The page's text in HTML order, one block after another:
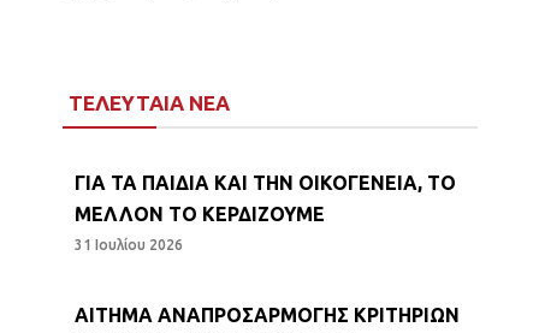
ΤΕΛΕΥΤΑΙΑ ΝΕΑ
ΓΙΑ ΤΑ ΠΑΙΔΙΑ ΚΑΙ ΤΗΝ ΟΙΚΟΓΕΝΕΙΑ, ΤΟ
ΜΕΛΛΟΝ ΤΟ ΚΕΡΔΙΖΟΥΜΕ
31 Ιουλίου 2026
ΑΙΤΗΜΑ ΑΝΑΠΡΟΣΑΡΜΟΓΗΣ ΚΡΙΤΗΡΙΩΝ